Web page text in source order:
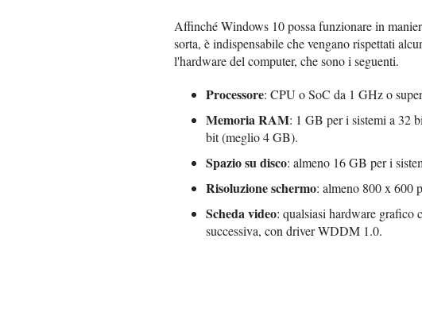
Affinché Windows 10 possa funzionare in
sorta, è indispensabile che vengano rispettati
l'hardware del computer, che sono i seguenti.
Processore: CPU o SoC da 1 GHz o
Memoria RAM: 1 GB per i sistemi a 32
bit (meglio 4 GB).
Spazio su disco: almeno 16 GB per i
Risoluzione schermo: almeno 800 x 600
Scheda video: qualsiasi hardware grafico
successiva, con driver WDDM 1.0.